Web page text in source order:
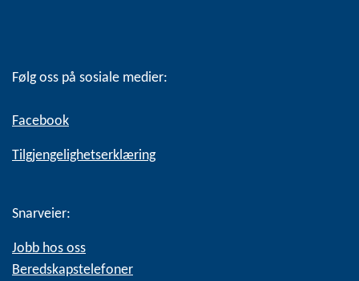
Følg oss på sosiale medier:
Facebook
Tilgjengelighetserklæring
Snarveier:
Jobb hos oss
Beredskapstelefoner